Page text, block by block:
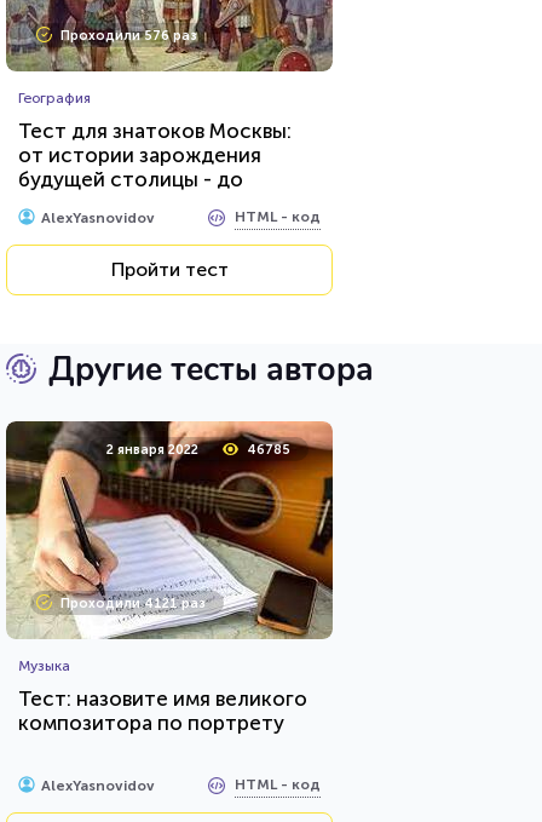
Проходили 576 раз
География
Тест для знатоков Москвы:
от истории зарождения
будущей столицы - до
присвоения звания «Город-
герой»
AlexYasnovidov HTML - код
Пройти тест
Другие тесты автора
2 января 2022 46785
Проходили 4121 раз
Музыка
Тест: назовите имя великого
композитора по портрету
AlexYasnovidov HTML - код